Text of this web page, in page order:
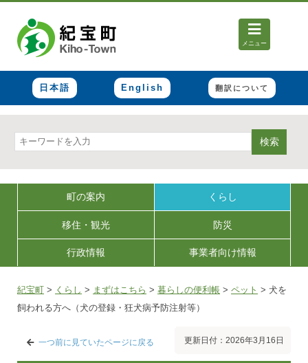
メニュー
日本語 English 翻訳について
検索
町の案内 くらし
移住・観光 防災
行政情報 事業者向け情報
紀宝町 > くらし > まずはこちら > 暮らしの便利帳 > ペット > 犬を
飼われる方へ（犬の登録・狂犬病予防注射等）
一つ前に見ていたページに戻る 更新日付：2026年3月16日